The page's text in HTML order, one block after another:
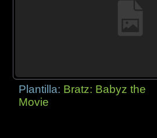
Plantilla: Bratz: Babyz the
Movie